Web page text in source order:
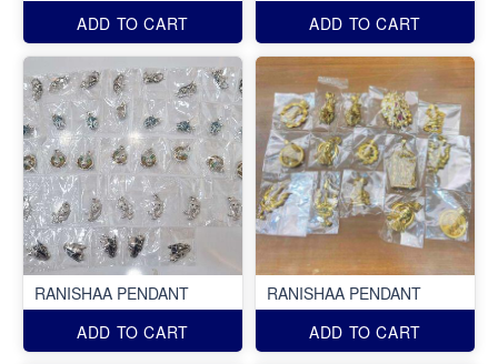
ADD TO CART
ADD TO CART
RANISHAA PENDANT
ADD TO CART
RANISHAA PENDANT
ADD TO CART